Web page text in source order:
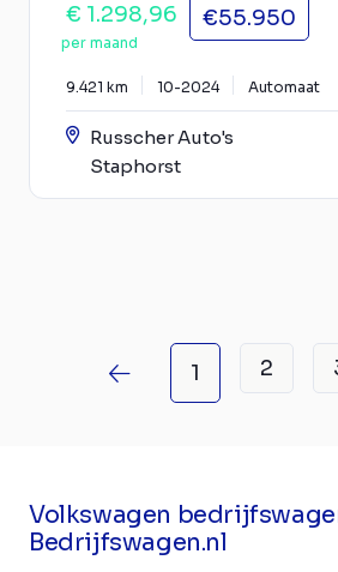
€ 1.298,96
per maand
€55.950
9.421 km 10-2024 Automaat
Russcher Auto's
Staphorst
1 2
Volkswagen
Bedrijfswagen.nl